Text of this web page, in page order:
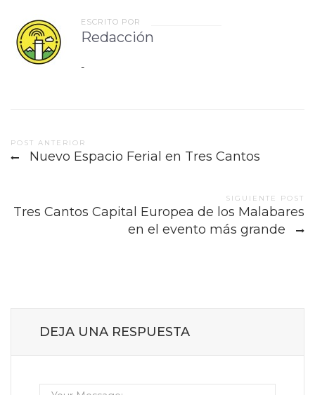
ESCRITO POR
Redacción
-
Post
navigation
POST ANTERIOR
Nuevo Espacio Ferial en Tres Cantos
SIGUIENTE POST
Tres Cantos Capital Europea de los Malabares
en el evento más grande
DEJA UNA RESPUESTA